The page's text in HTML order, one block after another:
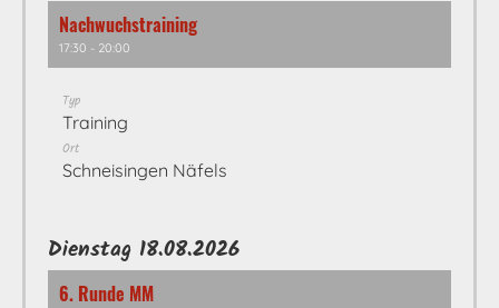
Nachwuchstraining
17:30 - 20:00
Typ
Training
Ort
Schneisingen Näfels
Dienstag 18.08.2026
6. Runde MM